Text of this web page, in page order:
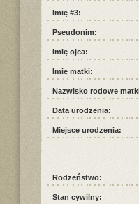
Imię #3:
Pseudonim:
Imię ojca:
Imię matki:
Nazwisko rodowe
Data urodzenia:
Miejsce urodzenia:
Rodzeństwo:
Stan cywilny: